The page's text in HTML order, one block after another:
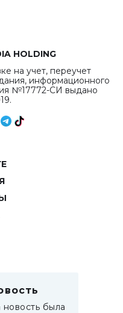
HOLDING
на учет, переучет
информационного
№17772-СИ выдано
была